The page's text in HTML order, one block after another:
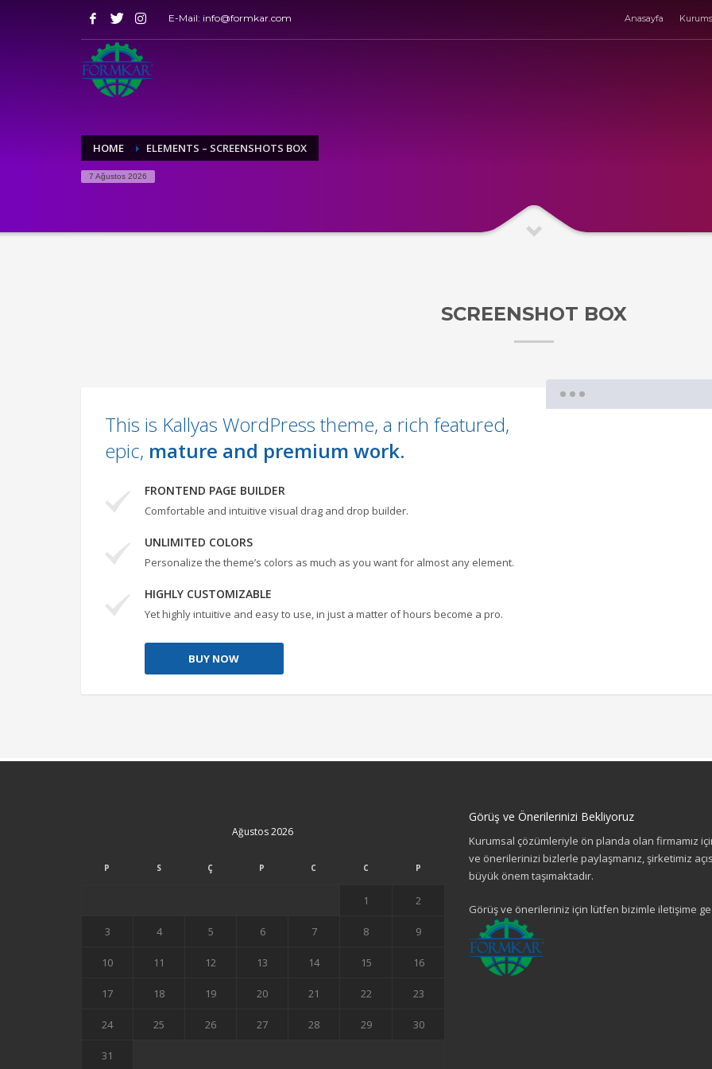
E-Mail: info@formkar.com Anasayfa
HOME ELEMENTS – SCREENSHOTS BOX
7 Ağustos 2026
SCREENSHOT BOX
This is Kallyas WordPress theme, a rich featured,
epic, mature and premium work.
FRONTEND PAGE BUILDER
Comfortable and intuitive visual drag and drop builder.
UNLIMITED COLORS
Personalize the theme’s colors as much as you want for almost any element.
HIGHLY CUSTOMIZABLE
Yet highly intuitive and easy to use, in just a matter of hours become a pro.
BUY NOW
Ağustos 2026
P S Ç P C C P
1 2
3 4 5 6 7 8 9
10 11 12 13 14 15 16
17 18 19 20 21 22 23
24 25 26 27 28 29 30
31
Görüş ve Önerilerinizi Bekliyoruz
Kurumsal çözümleriyle ön planda olan firmamız
ve önerilerinizi bizlerle paylaşmanız, şirketimiz
büyük önem taşımaktadır.
Görüş ve önerileriniz için lütfen bizimle iletişime